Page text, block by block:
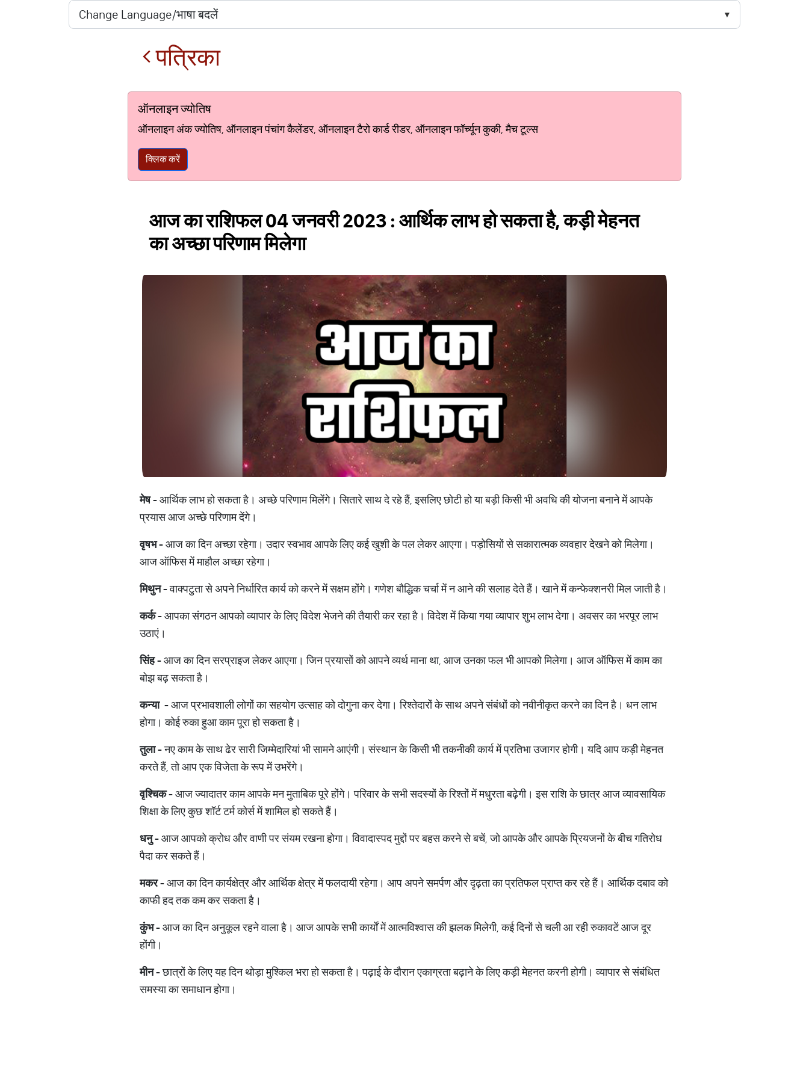
पत्रिका
ऑनलाइन ज्योतिष
ऑनलाइन अंक ज्योतिष, ऑनलाइन पंचांग कैलेंडर, ऑनलाइन टैरो कार्ड रीडर, ऑनलाइन फॉर्च्यून कुकी, मैच टूल्स
क्लिक करें
आज का राशिफल 04 जनवरी 2023 : आर्थिक लाभ हो सकता है, कड़ी मेहनत
का अच्छा परिणाम मिलेगा
मेष -आर्थिक लाभ हो सकता है। अच्छे परिणाम मिलेंगे। सितारे साथ दे रहे हैं, इसलिए छोटी हो या बड़ी किसी भी अवधि की योजना बनाने में आपके
प्रयास आज अच्छे परिणाम देंगे।
वृषभ -आज का दिन अच्छा रहेगा। उदार स्वभाव आपके लिए कई खुशी के पल लेकर आएगा। पड़ोसियों से सकारात्मक व्यवहार देखने को मिलेगा।
आज ऑफिस में माहौल अच्छा रहेगा।
मिथुन -वाक्पटुता से अपने निर्धारित कार्य को करने में सक्षम होंगे। गणेश बौद्धिक चर्चा में न आने की सलाह देते हैं। खाने में कन्फेक्शनरी मिल जाती है।
कर्क -आपका संगठन आपको व्यापार के लिए विदेश भेजने की तैयारी कर रहा है। विदेश में किया गया व्यापार शुभ लाभ देगा। अवसर का भरपूर लाभ
उठाएं।
सिंह -आज का दिन सरप्राइज लेकर आएगा। जिन प्रयासों को आपने व्यर्थ माना था, आज उनका फल भी आपको मिलेगा। आज ऑफिस में काम का
बोझ बढ़ सकता है।
कन्या -आज प्रभावशाली लोगों का सहयोग उत्साह को दोगुना कर देगा। रिश्तेदारों के साथ अपने संबंधों को नवीनीकृत करने का दिन है। धन लाभ
होगा। कोई रुका हुआ काम पूरा हो सकता है।
तुला -नए काम के साथ ढेर सारी जिम्मेदारियां भी सामने आएंगी। संस्थान के किसी भी तकनीकी कार्य में प्रतिभा उजागर होगी। यदि आप कड़ी मेहनत
करते हैं, तो आप एक विजेता के रूप में उभरेंगे।
वृश्चिक -आज ज्यादातर काम आपके मन मुताबिक पूरे होंगे। परिवार के सभी सदस्यों के रिश्तों में मधुरता बढ़ेगी। इस राशि के छात्र आज व्यावसायिक
शिक्षा के लिए कुछ शॉर्ट टर्म कोर्स में शामिल हो सकते हैं।
धनु -आज आपको क्रोध और वाणी पर संयम रखना होगा। विवादास्पद मुद्दों पर बहस करने से बचें, जो आपके और आपके प्रियजनों के बीच गतिरोध
पैदा कर सकते हैं।
मकर -आज का दिन कार्यक्षेत्र और आर्थिक क्षेत्र में फलदायी रहेगा। आप अपने समर्पण और दृढ़ता का प्रतिफल प्राप्त कर रहे हैं। आर्थिक दबाव को
काफी हद तक कम कर सकता है।
कुंभ -आज का दिन अनुकूल रहने वाला है। आज आपके सभी कार्यों में आत्मविश्वास की झलक मिलेगी, कई दिनों से चली आ रही रुकावटें आज दूर
होंगी।
मीन-छात्रों के लिए यह दिन थोड़ा मुश्किल भरा हो सकता है। पढ़ाई के दौरान एकाग्रता बढ़ाने के लिए कड़ी मेहनत करनी होगी। व्यापार से संबंधित
समस्या का समाधान होगा।